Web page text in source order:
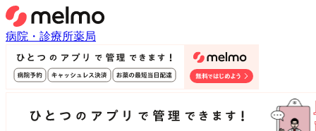
病院・診療所薬局